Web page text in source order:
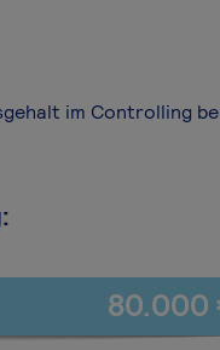
im Controlling
80.000